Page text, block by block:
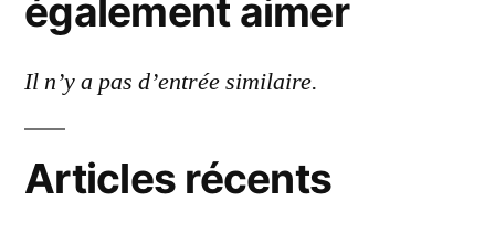
également aimer
Il n’y a pas d’entrée similaire.
Articles récents